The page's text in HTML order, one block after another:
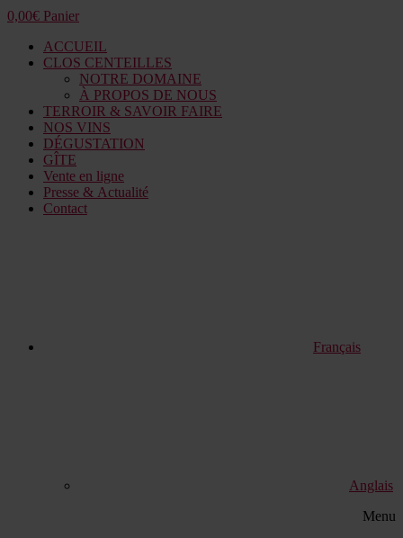
0,00€ Panier
ACCUEIL
CLOS CENTEILLES
NOTRE DOMAINE
À PROPOS DE NOUS
TERROIR & SAVOIR FAIRE
NOS VINS
DÉGUSTATION
GÎTE
Vente en ligne
Presse & Actualité
Contact
Français
Anglais
Menu